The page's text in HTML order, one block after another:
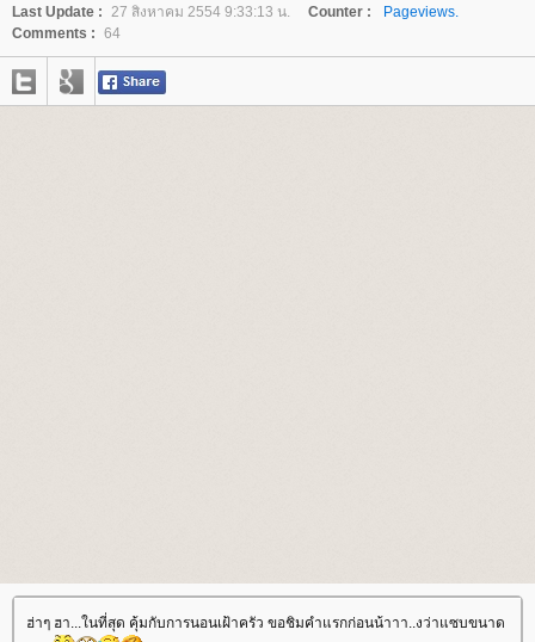
Last Update : 27 สิงหาคม 2554 9:33:13 น. Counter :
Pageviews.
Comments : 64
ฮ่าๆ ฮา...ในที่สุด คุ้มกับการนอนเฝ้าครัว ขอชิมคำแรกก่อนน้าาา..งว่าแซบขนาด